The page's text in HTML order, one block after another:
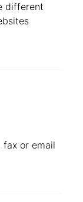
different
fax or email